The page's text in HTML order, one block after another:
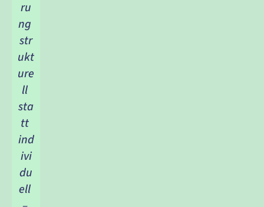
ru
ng
str
ukt
ure
ll
sta
tt
ind
ivi
du
ell